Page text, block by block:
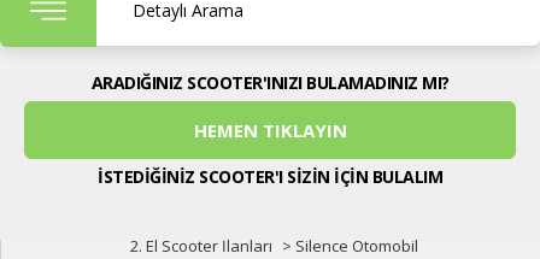
Detaylı Arama
ARADIĞINIZ SCOOTER'INIZI BULAMADINIZ MI?
HEMEN TIKLAYIN
İSTEDİĞİNİZ SCOOTER'I SİZİN İÇİN BULALIM
2. El Scooter İlanları > Silence Otomobil